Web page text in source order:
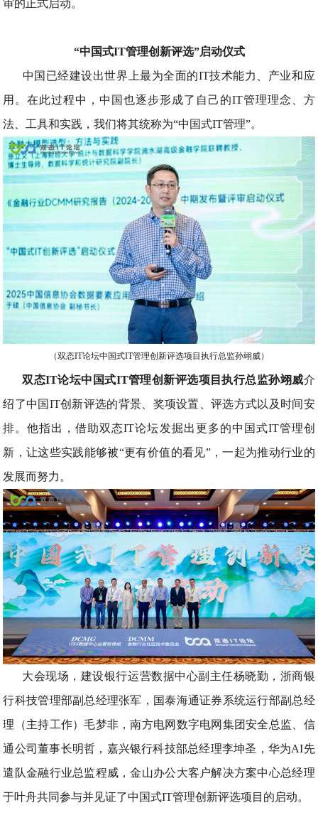
审的正式启动。
“中国式IT管理创新评选”启动仪式
中国已经建设出世界上最为全面的IT技术能力、产业和应
用。在此过程中，中国也逐步形成了自己的IT管理理念、方
法、工具和实践，我们将其统称为“中国式IT管理”。
（双态IT论坛中国式IT管理创新评选项目执行总监孙翊威）
双态IT论坛中国式IT管理创新评选项目执行总监孙翊威介
绍了中国IT创新评选的背景、奖项设置、评选方式以及时间安
排。他指出，借助双态IT论坛发掘出更多的中国式IT管理创
新，让这些实践能够被“更有价值的看见”，一起为推动行业的
发展而努力。
大会现场，建设银行运营数据中心副主任杨晓勤，浙商银
行科技管理部副总经理张军，国泰海通证券系统运行部副总经
理（主持工作）毛梦非，南方电网数字电网集团安全总监、信
通公司董事长明哲，嘉兴银行科技部总经理李坤圣，华为AI先
遣队金融行业总监程威，金山办公大客户解决方案中心总经理
于叶舟共同参与并见证了中国式IT管理创新评选项目的启动。